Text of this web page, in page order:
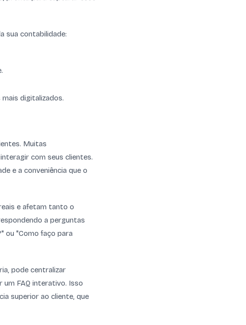
sua contabilidade:
digitalizados.
Muitas
com seus clientes.
e a conveniência que o
e afetam tanto o
a perguntas
ou "Como faço para
pode centralizar
um FAQ interativo. Isso
superior ao cliente, que